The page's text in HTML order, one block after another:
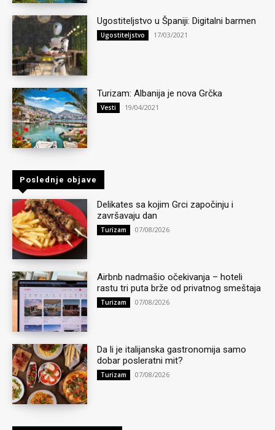
Ugostiteljstvo u Španiji: Digitalni barmen
Ugostiteljstvo 17/03/2021
Turizam: Albanija je nova Grčka
Vesti 19/04/2021
Poslednje objave
Delikates sa kojim Grci započinju i
završavaju dan
Turizam 07/08/2026
Airbnb nadmašio očekivanja – hoteli
rastu tri puta brže od privatnog smeštaja
Turizam 07/08/2026
Da li je italijanska gastronomija samo
dobar posleratni mit?
Turizam 07/08/2026